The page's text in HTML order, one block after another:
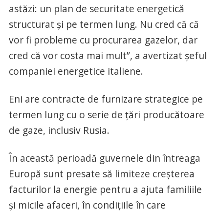
astăzi: un plan de securitate energetică
structurat şi pe termen lung. Nu cred că că
vor fi probleme cu procurarea gazelor, dar
cred că vor costa mai mult”, a avertizat şeful
companiei energetice italiene.
Eni are contracte de furnizare strategice pe
termen lung cu o serie de ţări producătoare
de gaze, inclusiv Rusia.
În această perioadă guvernele din întreaga
Europă sunt presate să limiteze creşterea
facturilor la energie pentru a ajuta familiile
şi micile afaceri, în condiţiile în care